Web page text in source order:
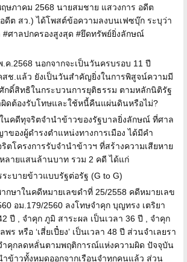
ษภาคม 2568 นายสมชาย แสวงการ อดีต
ต สว.) ได้โพสต์ข้อความลงบนเฟซบุ๊ก ระบุว่า
#ศาลปกครองสูงสุด #ยึดทรัพย์ยิ่งลักษณ์
ค.2568 นอกจากจะเป็นวันครบรอบ 11 ปี
สช.แล้ว ยังเป็นวันสำคัญยิ่งในการพิสูจน์ความมี
กดิ์สิทธิในกระบวนการยุติธรรม ตามหลักนิติรัฐ
ดต้องรับโทษและใช้หนี้คืนแผ่นดินหรือไม่?
ในคดีทุจริตจำนำข้าวของรัฐบาลยิ่งลักษณ์ ที่ศาล
ของผู้ดำรงตำแหน่งทางการเมือง ได้มีคำ
ตโครงการรับจำนำข้าวฯ ที่สร้างความเสียหาย
ลายแสนล้านบาท รวม 2 คดี ได้แก่
ะบายข้าวแบบรัฐต่อรัฐ (G to G)
กษาในคดีหมายเลขดำที่ 25/2558 คดีหมายเลข
อม.179/2560 ลงโทษจำคุก บุญทรง เตริยา
ปี , จำคุก ภูมิ สาระผล เป็นเวลา 36 ปี , จำคุก
ร หรือ ‘เสี่ยเปี๋ยง’ เป็นเวลา 48 ปี ส่วนจำเลยรา
ำคุกลดหลั่นตามพฤติการณ์แห่งความผิด ปัจจุบัน
ข้าวทั้งหมดออกจากเรือนจำทุกคนแล้ว ส่วน